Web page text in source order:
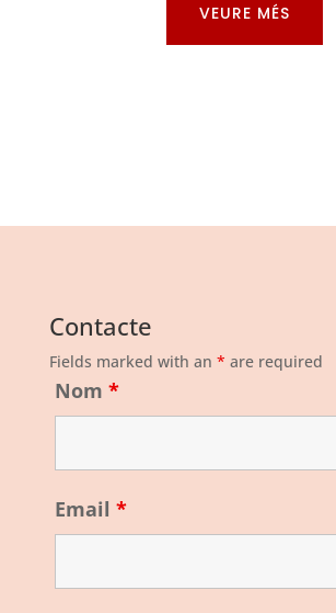
VEURE MÉS
Contacte
Fields marked with an * are required
Nom *
Email *